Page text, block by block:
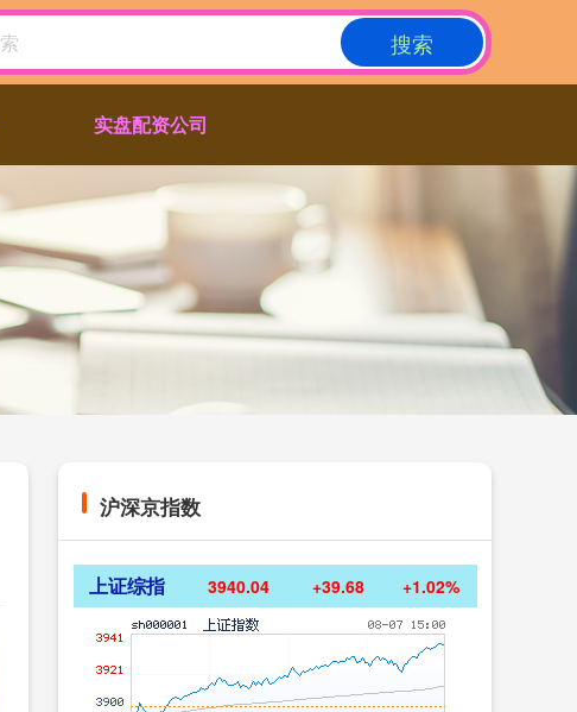
搜索
实盘配资公司
沪深京指数
上证综指 3940.04 +39.68 +1.02%